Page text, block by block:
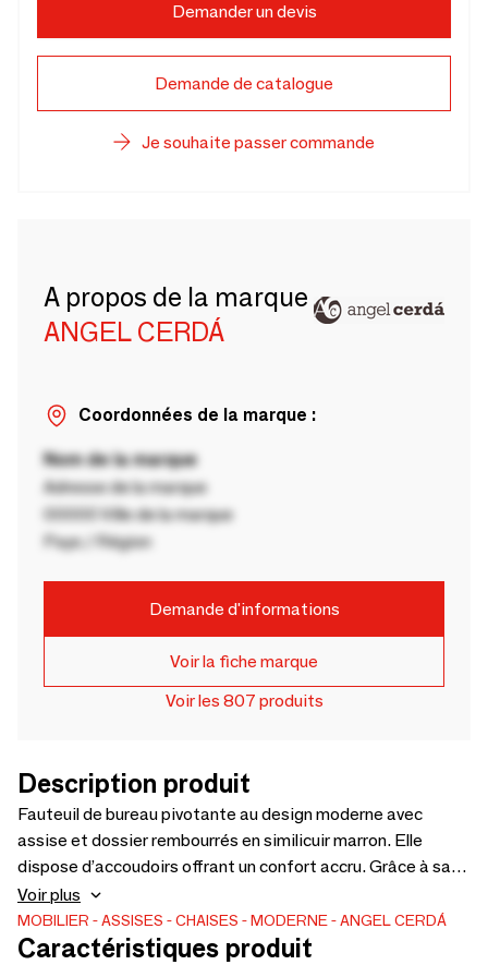
Demander un devis
Demande de catalogue
Je souhaite passer commande
A propos de la marque
ANGEL CERDÁ
Coordonnées de la marque :
Nom de la marque
Adresse de la marque
00000 Ville de la marque
Pays / Région
Demande d'informations
Voir la fiche marque
Voir les 807 produits
Description produit
Fauteuil de bureau pivotante au design moderne avec
assise et dossier rembourrés en similicuir marron. Elle
dispose d’accoudoirs offrant un confort accru. Grâce à sa
base en acier inoxydable chromé et à son assise réglable en
hauteur, elle deviendra un élément indispensable de votre
espace de travail, tout en conservant un style avant-
Voir plus
MOBILIER ASSISES CHAISES MODERNE ANGEL CERDÁ
Caractéristiques produit